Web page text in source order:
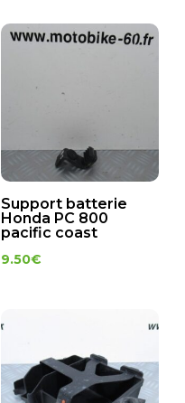
Support batterie
Honda PC 800
pacific coast
9.50€